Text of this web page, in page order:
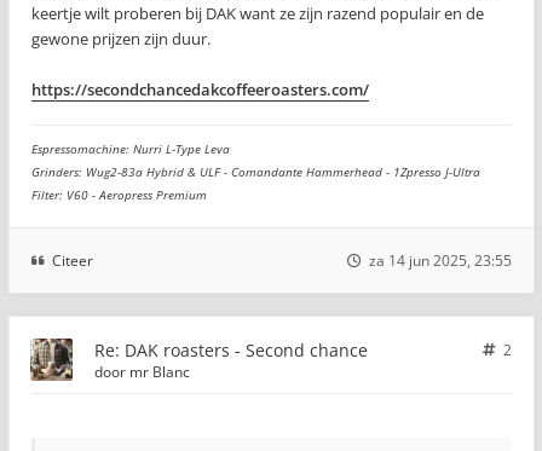
keertje wilt proberen bij DAK want ze zijn razend populair en de
gewone prijzen zijn duur.
https://secondchancedakcoffeeroasters.com/
Espressomachine: Nurri L-Type Leva
Grinders: Wug2-83a Hybrid & ULF - Comandante Hammerhead - 1Zpresso J-Ultra
Filter: V60 - Aeropress Premium
Citeer za 14 jun 2025, 23:55
Re: DAK roasters - Second chance
2
door mr Blanc